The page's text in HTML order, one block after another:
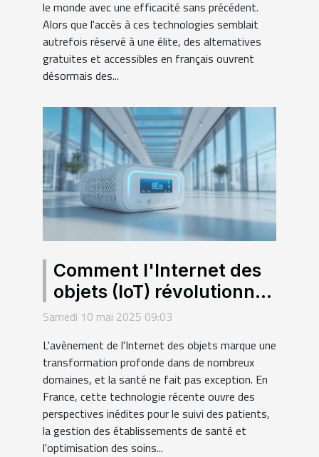
le monde avec une efficacité sans précédent.
Alors que l'accès à ces technologies semblait
autrefois réservé à une élite, des alternatives
gratuites et accessibles en français ouvrent
désormais des...
Comment l'Internet des
objets (IoT) révolutionne
le secteur de la santé en
Samedi 10 mai 2025 09:03
L'avènement de l'Internet des objets marque une
transformation profonde dans de nombreux
domaines, et la santé ne fait pas exception. En
France, cette technologie récente ouvre des
perspectives inédites pour le suivi des patients,
la gestion des établissements de santé et
l'optimisation des soins...